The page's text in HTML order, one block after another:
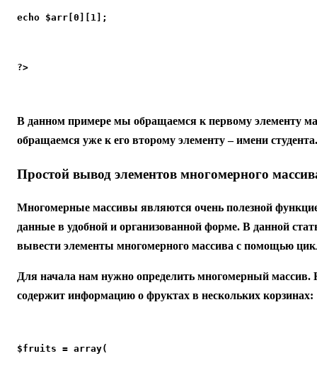
echo $arr[0][1];
?>
В данном примере мы обращаемся к первому элементу
обращаемся уже к его второму элементу – имени студента.
Простой вывод элементов многомерного
Многомерные массивы являются очень полезной
данные в удобной и организованной форме. В данной
вывести элементы многомерного массива с помощью
Для начала нам нужно определить многомерный массив.
содержит информацию о фруктах в нескольких корзинах:
$fruits = array(